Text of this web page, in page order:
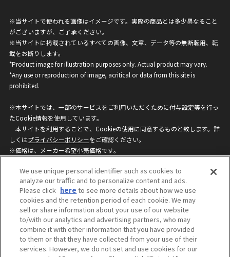
※当サイトで使われる画像はイメージです。実際の商品とは多少異なること
がございますが、ご了承ください。
※当サイトに掲載されているすべての画像、文章、データ等の無断転用、転
載をお断りします。
*Product image for illustration purposes only. Actual product may vary.
*Any use or reproduction of image, acritical or data from this site is
prohibited.
※本サイトでは、一部のサービスをご利用いただくために付与設定等を行っ
たCookie情報を使用しています。
本サイトを利用することで、Cookieの使用に同意するものと致します。詳
しくはプライバシーポリシーをご確認ください。
※価格は、メーカー希望小売価格です。
ざいますのでご了承ください。
privacypolicy
Do Not Sell or Share My
Personal Information
ウェブサイトご利用条件
ソーシャルメディアポリシー
個人情報保護方針
お問い合わせ
We use unique personal identifier such as cookies to
analyze our traffic and to personalize content and ads.
Please click here to see more details about how we use
cookies and the retention period of each cookie. We may
sell or share information about your use of our website
to/with our analytics and advertising partners, who may
combine it with other information that you have provided
to them or that they have collected from your use of their
services. However, we do not set and use cookies for our